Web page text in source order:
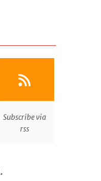
Subscribe via
rss
.